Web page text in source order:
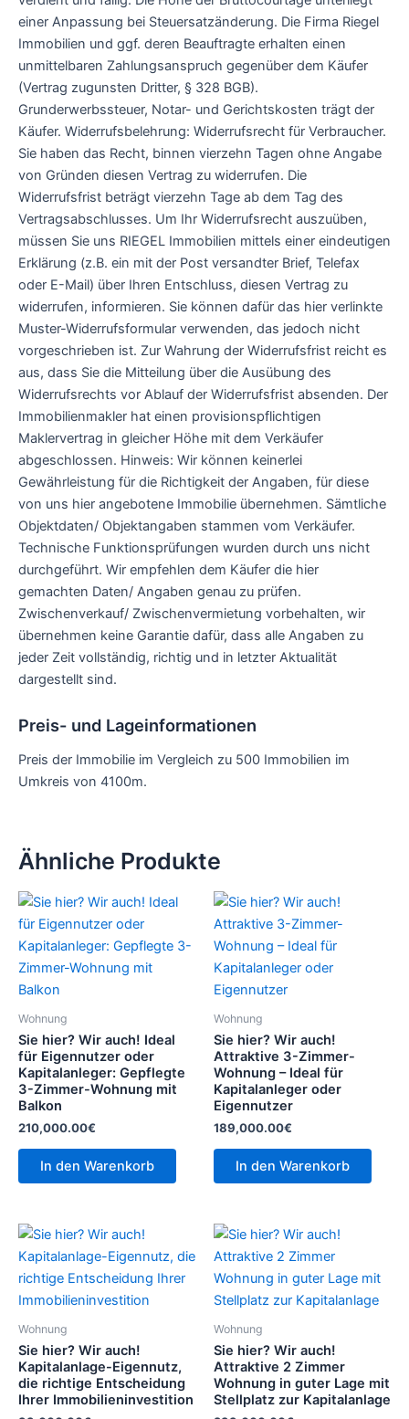
einer Anpassung bei Steuersatzänderung. Die Firma Riegel
Immobilien und ggf. deren Beauftragte erhalten einen
unmittelbaren Zahlungsanspruch gegenüber dem Käufer
(Vertrag zugunsten Dritter, § 328 BGB).
Grunderwerbssteuer, Notar- und Gerichtskosten trägt der
Käufer. Widerrufsbelehrung: Widerrufsrecht für Verbraucher.
Sie haben das Recht, binnen vierzehn Tagen ohne Angabe
von Gründen diesen Vertrag zu widerrufen. Die
Widerrufsfrist beträgt vierzehn Tage ab dem Tag des
Vertragsabschlusses. Um Ihr Widerrufsrecht auszuüben,
müssen Sie uns RIEGEL Immobilien mittels einer eindeutigen
Erklärung (z.B. ein mit der Post versandter Brief, Telefax
oder E-Mail) über Ihren Entschluss, diesen Vertrag zu
widerrufen, informieren. Sie können dafür das hier verlinkte
Muster-Widerrufsformular verwenden, das jedoch nicht
vorgeschrieben ist. Zur Wahrung der Widerrufsfrist reicht es
aus, dass Sie die Mitteilung über die Ausübung des
Widerrufsrechts vor Ablauf der Widerrufsfrist absenden. Der
Immobilienmakler hat einen provisionspflichtigen
Maklervertrag in gleicher Höhe mit dem Verkäufer
abgeschlossen. Hinweis: Wir können keinerlei
Gewährleistung für die Richtigkeit der Angaben, für diese
von uns hier angebotene Immobilie übernehmen. Sämtliche
Objektdaten/ Objektangaben stammen vom Verkäufer.
Technische Funktionsprüfungen wurden durch uns nicht
durchgeführt. Wir empfehlen dem Käufer die hier
gemachten Daten/ Angaben genau zu prüfen.
Zwischenverkauf/ Zwischenvermietung vorbehalten, wir
übernehmen keine Garantie dafür, dass alle Angaben zu
jeder Zeit vollständig, richtig und in letzter Aktualität
dargestellt sind.
Preis- und Lageinformationen
Preis der Immobilie im Vergleich zu 500 Immobilien im
Umkreis von 4100m.
Ähnliche Produkte
Wohnung
Sie hier? Wir auch! Ideal
für Eigennutzer oder
Kapitalanleger: Gepflegte
3-Zimmer-Wohnung mit
Balkon
210,000.00€
In den Warenkorb
Wohnung
Sie hier? Wir auch!
Attraktive 3-Zimmer-
Wohnung – Ideal für
Kapitalanleger oder
Eigennutzer
189,000.00€
In den Warenkorb
Wohnung
Sie hier? Wir auch!
Kapitalanlage-Eigennutz,
die richtige Entscheidung
Ihrer Immobilieninvestition
Wohnung
Sie hier? Wir auch!
Attraktive 2 Zimmer
Wohnung in guter Lage mit
Stellplatz zur Kapitalanlage